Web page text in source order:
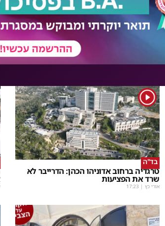
1
בד"ה
טרגדיה ברחוב אדוניהו הכהן: הדרייבר לא
שרד את הפציעות
אורי כץ |
17:23